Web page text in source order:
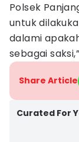
Polsek
untuk
dalami
sebagai
Share Article
Curated For